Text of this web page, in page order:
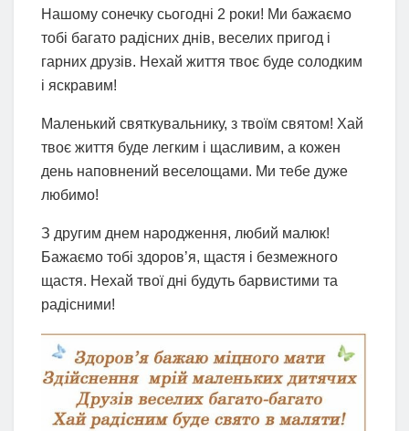
Нашому сонечку сьогодні 2 роки! Ми бажаємо
тобі багато радісних днів, веселих пригод і
гарних друзів. Нехай життя твоє буде солодким
і яскравим!
Маленький святкувальнику, з твоїм святом! Хай
твоє життя буде легким і щасливим, а кожен
день наповнений веселощами. Ми тебе дуже
любимо!
З другим днем народження, любий малюк!
Бажаємо тобі здоров’я, щастя і безмежного
щастя. Нехай твої дні будуть барвистими та
радісними!